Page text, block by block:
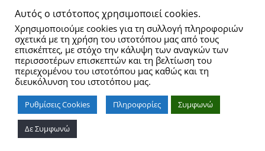
Αυτός ο ιστότοπος χρησιμοποιεί cookies.
Χρησιμοποιούμε cookies για τη συλλογή πληροφοριών
σχετικά με τη χρήση του ιστοτόπου μας από τους
επισκέπτες, με στόχο την κάλυψη των αναγκών των
περισσοτέρων επισκεπτών και τη βελτίωση του
περιεχομένου του ιστοτόπου μας καθώς και τη
διευκόλυνση του ιστοτόπου μας.
Ρυθμίσεις Cookies Πληροφορίες Συμφωνώ
Δε Συμφωνώ